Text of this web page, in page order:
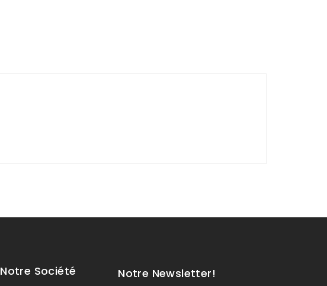
Notre Société Notre Newsletter!